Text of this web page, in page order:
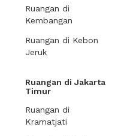
Ruangan di
Kembangan
Ruangan di Kebon
Jeruk
Ruangan di Jakarta
Timur
Ruangan di
Kramatjati